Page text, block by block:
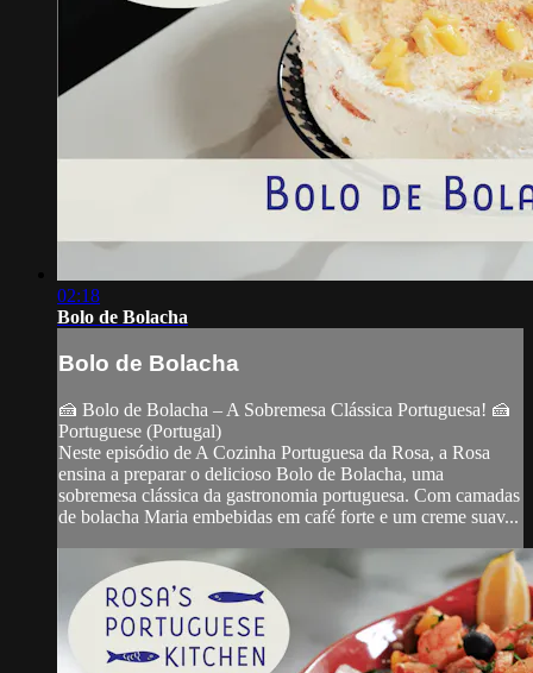
02:18
Bolo de Bolacha
Bolo de Bolacha
🍰 Bolo de Bolacha – A Sobremesa Clássica Portuguesa! 🍰
Portuguese (Portugal)
Neste episódio de A Cozinha Portuguesa da Rosa, a Rosa
ensina a preparar o delicioso Bolo de Bolacha, uma
sobremesa clássica da gastronomia portuguesa. Com camadas
de bolacha Maria embebidas em café forte e um creme suav...